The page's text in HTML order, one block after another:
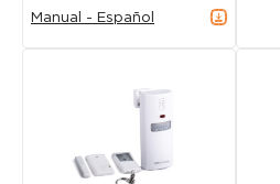
Manual - Español